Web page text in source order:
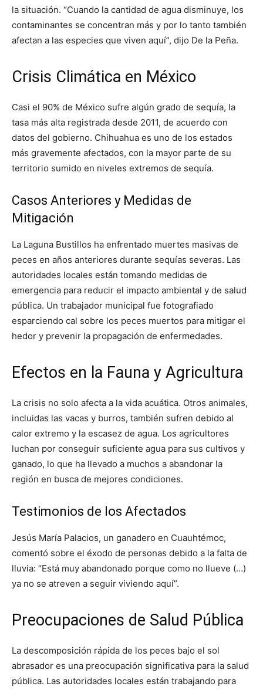
la situación. “Cuando la cantidad de agua disminuye, los
contaminantes se concentran más y por lo tanto también
afectan a las especies que viven aquí”, dijo De la Peña.
Crisis Climática en México
Casi el 90% de México sufre algún grado de sequía, la
tasa más alta registrada desde 2011, de acuerdo con
datos del gobierno. Chihuahua es uno de los estados
más gravemente afectados, con la mayor parte de su
territorio sumido en niveles extremos de sequía.
Casos Anteriores y Medidas de
Mitigación
La Laguna Bustillos ha enfrentado muertes masivas de
peces en años anteriores durante sequías severas. Las
autoridades locales están tomando medidas de
emergencia para reducir el impacto ambiental y de salud
pública. Un trabajador municipal fue fotografiado
esparciendo cal sobre los peces muertos para mitigar el
hedor y prevenir la propagación de enfermedades.
Efectos en la Fauna y Agricultura
La crisis no solo afecta a la vida acuática. Otros animales,
incluidas las vacas y burros, también sufren debido al
calor extremo y la escasez de agua. Los agricultores
luchan por conseguir suficiente agua para sus cultivos y
ganado, lo que ha llevado a muchos a abandonar la
región en busca de mejores condiciones.
Testimonios de los Afectados
Jesús María Palacios, un ganadero en Cuauhtémoc,
comentó sobre el éxodo de personas debido a la falta de
lluvia: “Está muy abandonado porque como no llueve (…)
ya no se atreven a seguir viviendo aquí”.
Preocupaciones de Salud Pública
La descomposición rápida de los peces bajo el sol
abrasador es una preocupación significativa para la salud
pública. Las autoridades locales están trabajando para